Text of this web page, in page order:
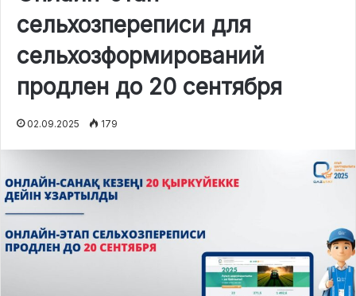
сельхозпереписи для
сельхозформирований
продлен до 20 сентября
02.09.2025 179